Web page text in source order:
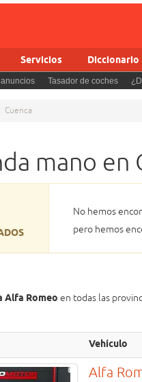
Servicios Diccionario
Tasador de coches
Cuenca
mano en
No hemos
pero hemos
Alfa Romeo en todas las
Vehículo
Alfa